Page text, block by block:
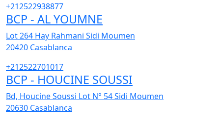
+212522938877
BCP - AL YOUMNE
Lot 264 Hay Rahmani Sidi Moumen
20420 Casablanca
+212522701017
BCP - HOUCINE SOUSSI
Bd, Houcine Soussi Lot N° 54 Sidi Moumen
20630 Casablanca